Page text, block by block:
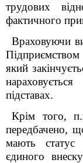
трудових
фактичного
Враховуючи
який
підставах.
Крім того,
передбачено,
мають статус
єдиного